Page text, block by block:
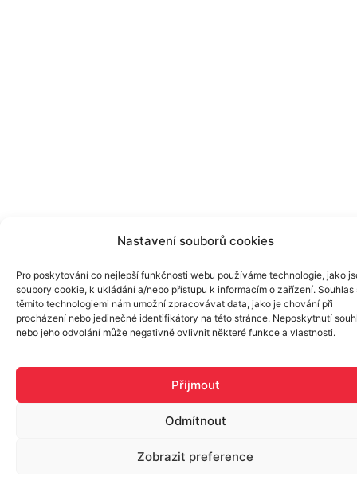
Nastavení souborů cookies
Pro poskytování co nejlepší funkčnosti webu používáme technologie, jako
soubory cookie, k ukládání a/nebo přístupu k informacím o zařízení. Souhlas
těmito technologiemi nám umožní zpracovávat data, jako je chování při
procházení nebo jedinečné identifikátory na této stránce. Neposkytnutí
nebo jeho odvolání může negativně ovlivnit některé funkce a vlastnosti.
Přijmout
Odmítnout
Zobrazit preference